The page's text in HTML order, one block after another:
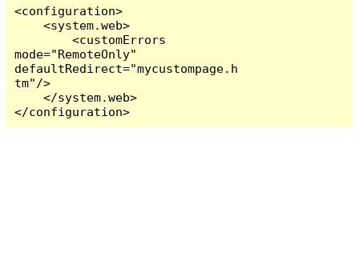
<configuration>
    <system.web>
        <customErrors
mode="RemoteOnly"
defaultRedirect="mycustompage.h
tm"/>
    </system.web>
</configuration>